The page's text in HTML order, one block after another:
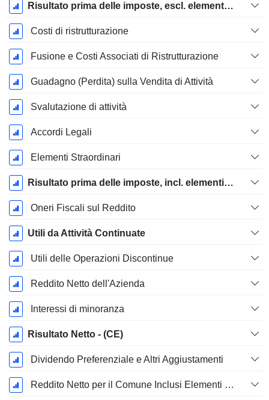
Risultato prima delle imposte, escl. elementi straordinari
Costi di ristrutturazione
Fusione e Costi Associati di Ristrutturazione
Guadagno (Perdita) sulla Vendita di Attività
Svalutazione di attività
Accordi Legali
Elementi Straordinari
Risultato prima delle imposte, incl. elementi insoliti
Oneri Fiscali sul Reddito
Utili da Attività Continuate
Utili delle Operazioni Discontinue
Reddito Netto dell'Azienda
Interessi di minoranza
Risultato Netto - (CE)
Dividendo Preferenziale e Altri Aggiustamenti
Reddito Netto per il Comune Inclusi Elementi Straordinari